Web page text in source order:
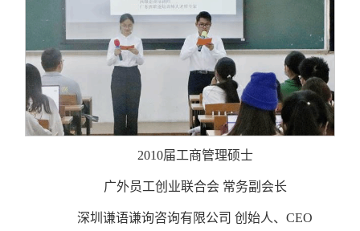
2010届工商管理硕士
广外员工创业联合会 常务副会长
深圳谦语谦询咨询有限公司 创始人、CEO